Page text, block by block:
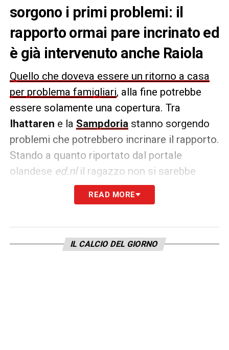
sorgono i primi problemi: il
rapporto ormai pare incrinato ed
è già intervenuto anche Raiola
Quello che doveva essere un ritorno a casa
per problema famigliari, alla fine potrebbe
essere solamente una copertura. Tra
Ihattaren e la Sampdoria stanno sorgendo
problemi che potrebbero incrinare il rapporto.
Stando a quanto riportato dal portale
olandese ed.nlil ragazzo non si sarebbe
ambientato in Italia e ora non vorrebbe più
In questa situazione sarebbe intervenuto
ancheMino Raiolaper mediare tra Ihattaren
READ MORE
IL CALCIO DEL GIORNO